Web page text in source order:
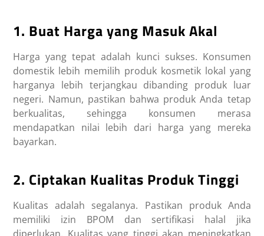
1. Buat Harga yang Masuk Akal
Harga yang tepat adalah kunci sukses. Konsumen
domestik lebih memilih produk kosmetik lokal yang
harganya lebih terjangkau dibanding produk luar
negeri. Namun, pastikan bahwa produk Anda tetap
berkualitas, sehingga konsumen merasa
mendapatkan nilai lebih dari harga yang mereka
bayarkan.
2. Ciptakan Kualitas Produk Tinggi
Kualitas adalah segalanya. Pastikan produk Anda
memiliki izin BPOM dan sertifikasi halal jika